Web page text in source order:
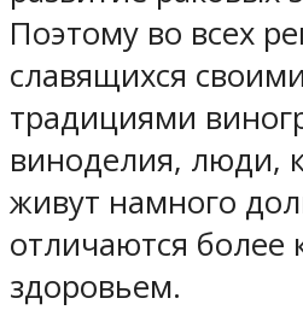
Поэтому во всех
славящихся
традициями
виноделия, люди,
живут намного
отличаются более
здоровьем.